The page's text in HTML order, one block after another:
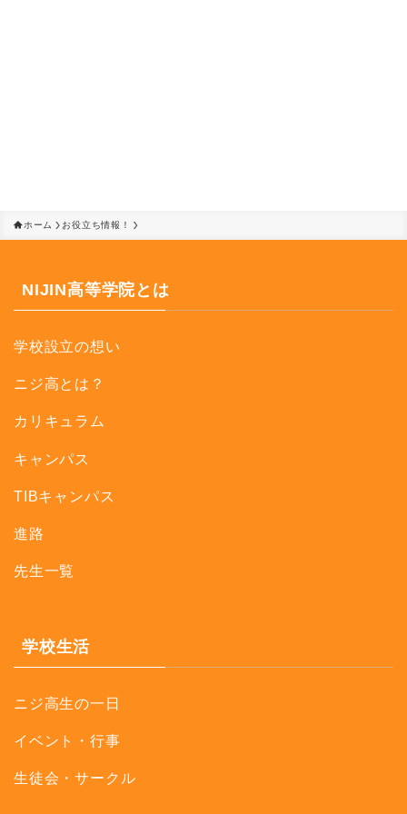
ホーム お役立ち情報！
NIJIN高等学院とは
学校設立の想い
ニジ高とは？
カリキュラム
キャンパス
TIBキャンパス
進路
先生一覧
学校生活
ニジ高生の一日
イベント・行事
生徒会・サークル